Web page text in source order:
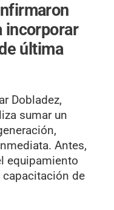
incorporar
última
Dobladez,
sumar un
Antes,
equipamiento
capacitación de